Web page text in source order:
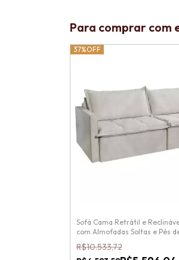
Para comprar com
37%OFF
Sofá Cama Retrátil e
com Almofadas Soltas e Pés
R$10.533,72